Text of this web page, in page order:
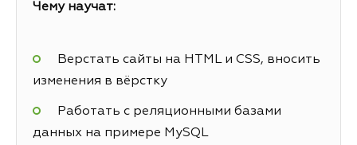
Чему научат:
Верстать сайты на HTML и CSS, вносить
изменения в вёрстку
Работать с реляционными базами
данных на примере MySQL